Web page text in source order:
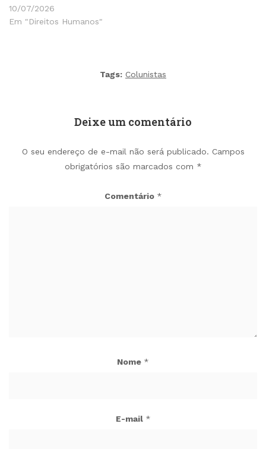
10/07/2026
Em "Direitos Humanos"
Tags: Colunistas
Deixe um comentário
O seu endereço de e-mail não será publicado. Campos
obrigatórios são marcados com *
Comentário *
Nome *
E-mail *